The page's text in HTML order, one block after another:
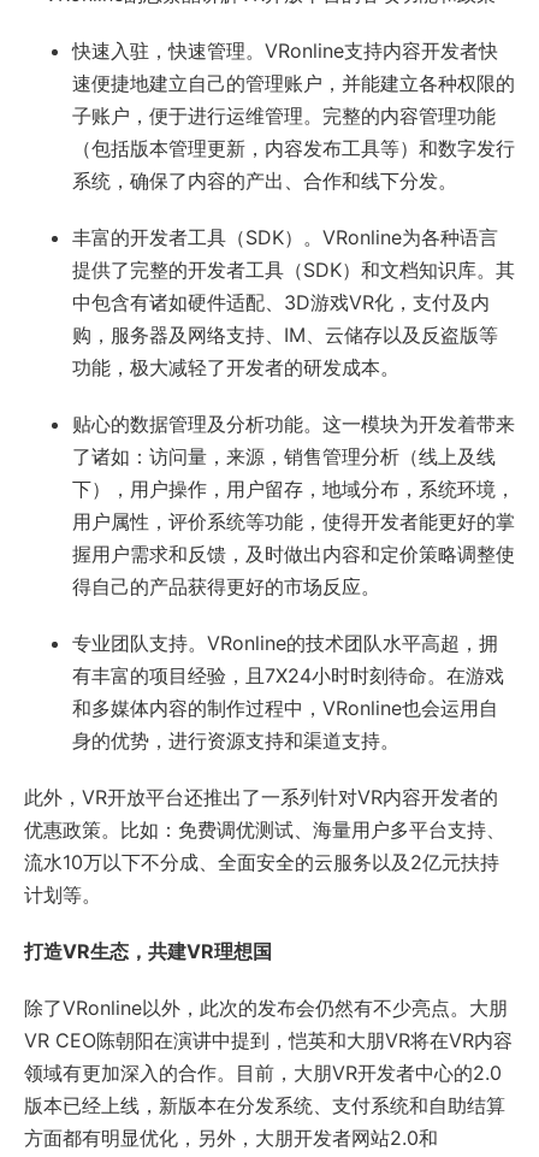
快速入驻，快速管理。VRonline支持内容开发者快
速便捷地建立自己的管理账户，并能建立各种权限的
子账户，便于进行运维管理。完整的内容管理功能
（包括版本管理更新，内容发布工具等）和数字发行
系统，确保了内容的产出、合作和线下分发。
丰富的开发者工具（SDK）。VRonline为各种语言
提供了完整的开发者工具（SDK）和文档知识库。其
中包含有诸如硬件适配、3D游戏VR化，支付及内
购，服务器及网络支持、IM、云储存以及反盗版等
功能，极大减轻了开发者的研发成本。
贴心的数据管理及分析功能。这一模块为开发着带来
了诸如：访问量，来源，销售管理分析（线上及线
下），用户操作，用户留存，地域分布，系统环境，
用户属性，评价系统等功能，使得开发者能更好的掌
握用户需求和反馈，及时做出内容和定价策略调整使
得自己的产品获得更好的市场反应。
专业团队支持。VRonline的技术团队水平高超，拥
有丰富的项目经验，且7X24小时时刻待命。在游戏
和多媒体内容的制作过程中，VRonline也会运用自
身的优势，进行资源支持和渠道支持。
此外，VR开放平台还推出了一系列针对VR内容开发者的
优惠政策。比如：免费调优测试、海量用户多平台支持、
流水10万以下不分成、全面安全的云服务以及2亿元扶持
计划等。
打造VR生态，共建VR理想国
除了VRonline以外，此次的发布会仍然有不少亮点。大朋
VR CEO陈朝阳在演讲中提到，恺英和大朋VR将在VR内容
领域有更加深入的合作。目前，大朋VR开发者中心的2.0
版本已经上线，新版本在分发系统、支付系统和自助结算
方面都有明显优化，另外，大朋开发者网站2.0和